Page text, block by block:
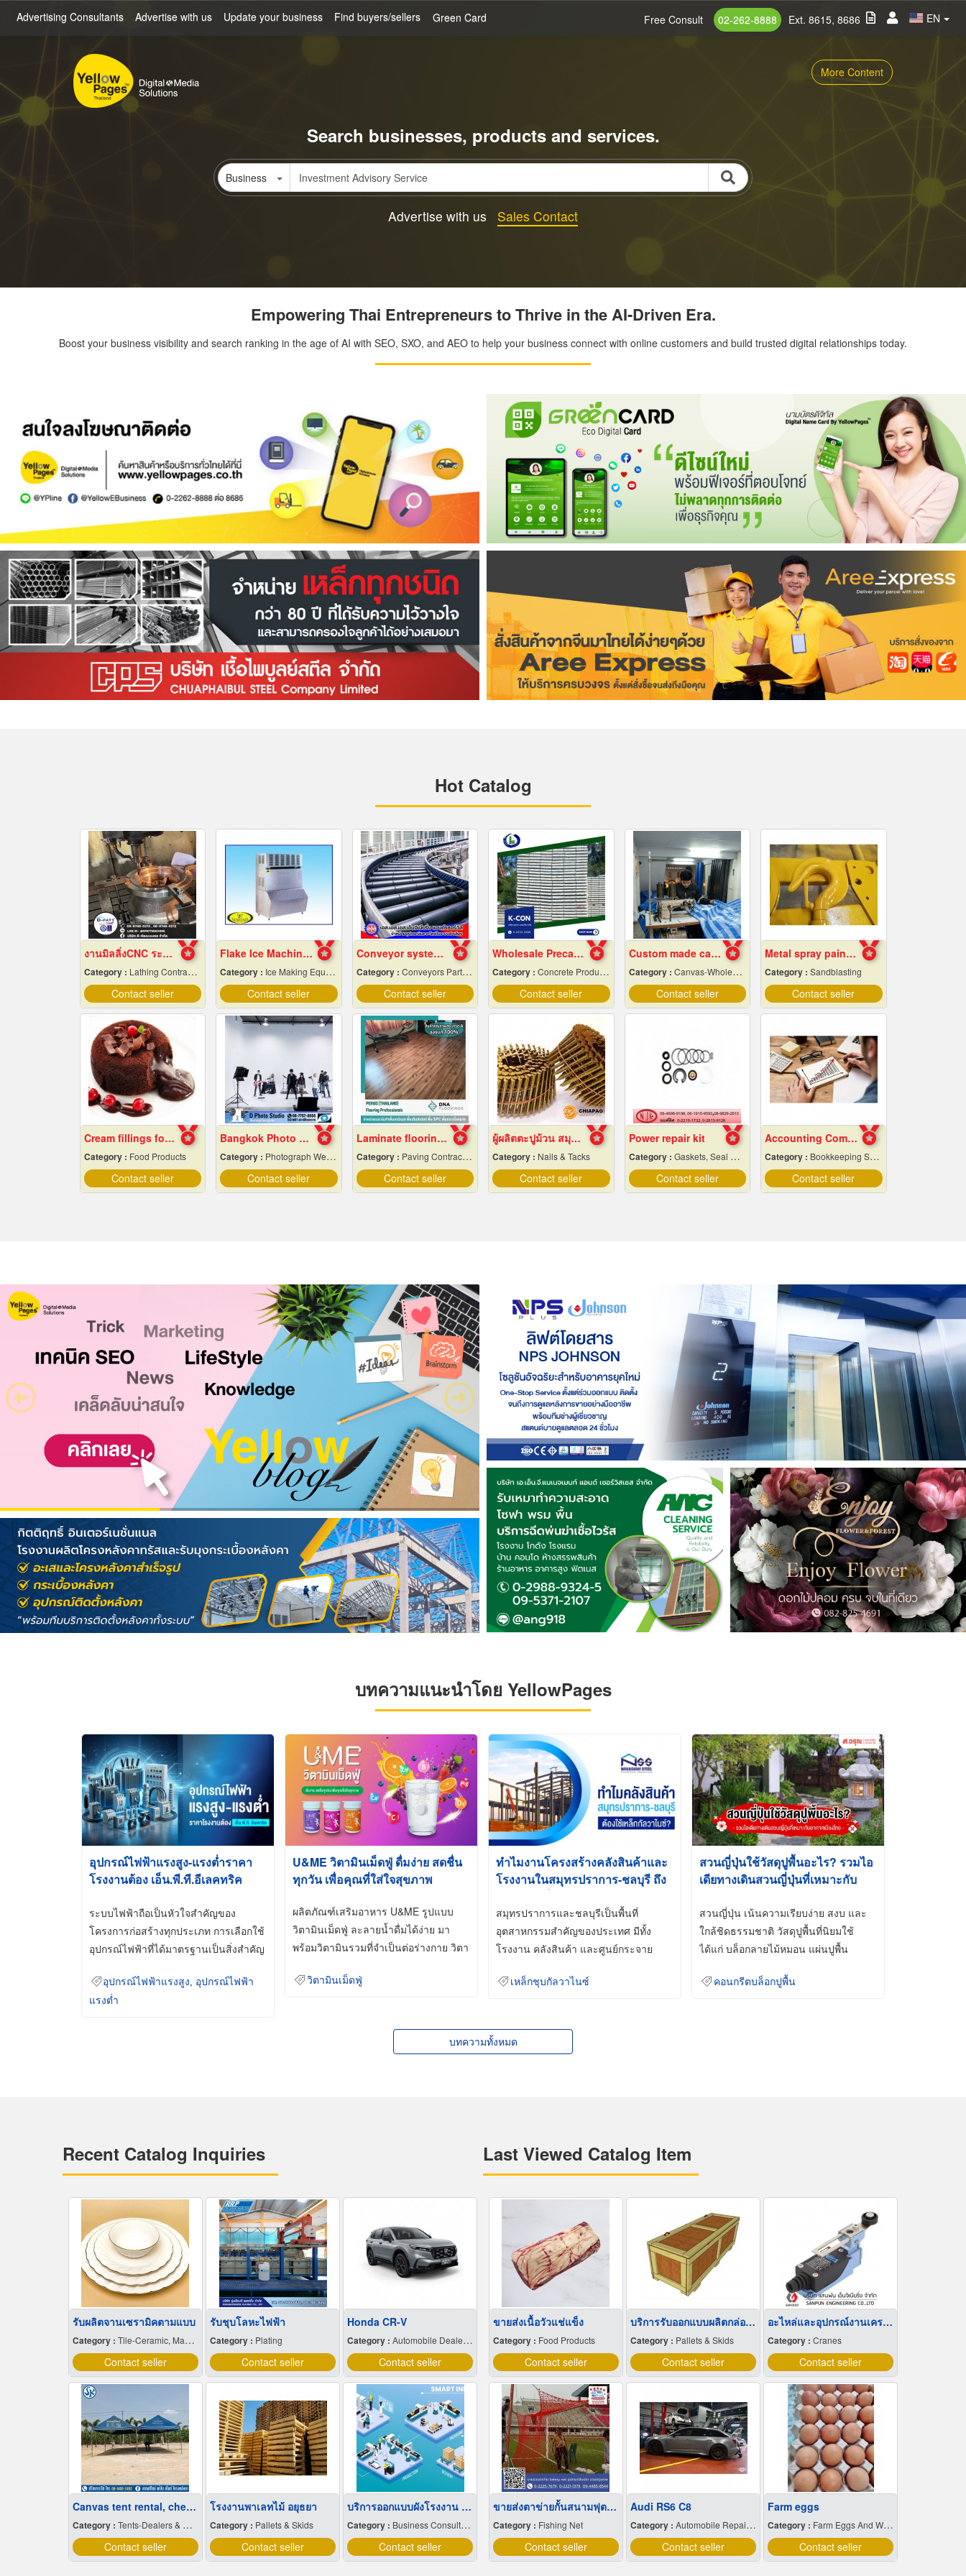
Advertising Consultants Advertise with us Update your business Find buyers/sellers Green Card EN
Free Consult 02-262-8888 Ext. 8615, 8686
More Content
Search businesses, products and services.
Business
Advertise with us Sales Contact
Empowering Thai Entrepreneurs to Thrive in the AI-Driven Era.
Boost your business visibility and search ranking in the age of AI with SEO, SXO, and AEO to help your business connect with online customers and build trusted digital relationships today.
Hot Catalog
งานมิลลิ่งCNC ระยอง
Category : Lathing Contractors
Contact seller
Flake Ice Machine, Chiang Mai Frame
Category : Ice Making Equipment & Machines
Contact seller
Conveyor system installation
Category : Conveyors Parts & Supplies
Contact seller
Wholesale Precast Concrete Slabs, Samut Prakan
Category : Concrete Products
Contact seller
Custom made canvas production
Category : Canvas-Wholesale & Manufacturers
Contact seller
Metal spray paint Chonburi
Category : Sandblasting
Contact seller
Cream fillings for bread
Category : Food Products
Contact seller
Bangkok Photo Studio
Category : Photograph Wedding Studio
Contact seller
Laminate flooring Bangkok
Category : Paving Contractors
Contact seller
ผู้ผลิตตะปูม้วน สมุทรปราการ
Category : Nails & Tacks
Contact seller
Power repair kit
Category : Gaskets, Seal O-Ring and Oil Seals
Contact seller
Accounting Company Bangkok
Category : Bookkeeping Service
Contact seller
บทความแนะนำโดย YellowPages
อุปกรณ์ไฟฟ้าแรงสูง-แรงต่ำราคา
โรงงานต้อง เอ็น.พี.ที.อีเลคทริค
ระบบไฟฟ้าถือเป็นหัวใจสำคัญของ
โครงการก่อสร้างทุกประเภท การเลือกใช้
อุปกรณ์ไฟฟ้าที่ได้มาตรฐานเป็นสิ่งสำคัญ
อุปกรณ์ไฟฟ้าแรงสูง
อุปกรณ์ไฟฟ้า
แรงต่ำ
U&ME วิตามินเม็ดฟู่ ดื่มง่าย สดชื่น
ทุกวัน เพื่อคุณที่ใส่ใจสุขภาพ
ผลิตภัณฑ์เสริมอาหาร U&ME รูปแบบ
วิตามินเม็ดฟู่ ละลายน้ำดื่มได้ง่าย มา
พร้อมวิตามินรวมที่จำเป็นต่อร่างกาย วิตา
วิตามินเม็ดฟู่
ทำไมงานโครงสร้างคลังสินค้าและ
โรงงานในสมุทรปราการ-ชลบุรี ถึง
Galvanized)
สมุทรปราการและชลบุรีเป็นพื้นที่
อุตสาหกรรมสำคัญของประเทศ มีทั้ง
โรงงาน คลังสินค้า และศูนย์กระจาย
เหล็กชุบกัลวาไนซ์
สวนญี่ปุ่นใช้วัสดุปูพื้นอะไร? รวมไอ
เดียทางเดินสวนญี่ปุ่นที่เหมาะกับ
สวนญี่ปุ่น เน้นความเรียบง่าย สงบ และ
ใกล้ชิดธรรมชาติ วัสดุปูพื้นที่นิยมใช้
ได้แก่ บล็อกลายไม้หมอน แผ่นปูพื้น
คอนกรีตบล็อกปูพื้น
บทความทั้งหมด
Recent Catalog Inquiries
รับผลิตจานเซรามิคตามแบบ
Category : Tile-Ceramic, Manufacturers & Distributors
Contact seller
รับชุบโลหะไฟฟ้า
Category : Plating
Contact seller
Honda CR-V
Category :Automobile Dealers-New Cars
Contact seller
Canvas tent rental, cheap price
Category : Tents-Dealers & Renting
Contact seller
โรงงานพาเลทไม้ อยุธยา
Category : Pallets & Skids
Contact seller
บริการออกแบบผังโรงงาน Lay out
Category : Business Consultants
Contact seller
Last Viewed Catalog Item
ขายส่งเนื้อวัวแช่แข็ง
Category : Food Products
Contact seller
บริการรับออกแบบผลิตกล่องลังไม้
Category : Pallets & Skids
Contact seller
อะไหล่และอุปกรณ์งานเครนอื่นๆ
Category :Cranes
Contact seller
ขายส่งตาข่ายกั้นสนามฟุตบอล ตาข่ายสนามกีฬา
Category : Fishing Net
Contact seller
Audi RS6 C8
Category : Automobile Repairing & Service
Contact seller
Farm eggs
Category : Farm Eggs And Wholesale
Contact seller